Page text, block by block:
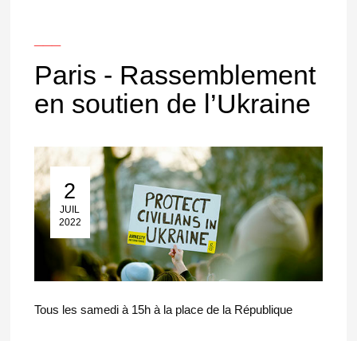
Paris - Rassemblement
en soutien de l’Ukraine
2
JUIL
2022
02 Juil 2022
Tous les samedi à 15h à la place de la République